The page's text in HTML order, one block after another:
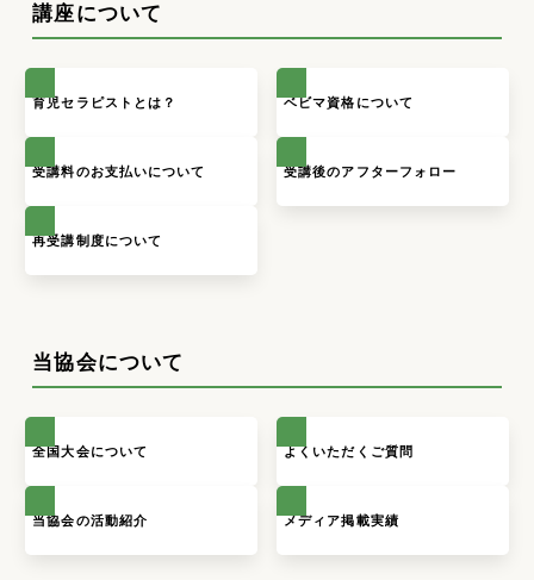
講座について
育児セラピストとは？ ベビマ資格について
受講料のお支払いについて 受講後のアフターフォロー
再受講制度について
当協会について
全国大会について よくいただくご質問
当協会の活動紹介 メディア掲載実績